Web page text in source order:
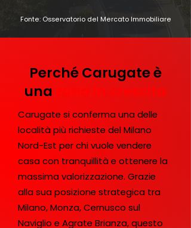
Fonte: Osservatorio del Mercato Immobiliare
Perché Carugate è
una
zona in crescita
Carugate si conferma una delle
località più richieste del Milano
Nord-Est per chi vuole vendere
casa con tranquillità e ottenere la
massima valorizzazione. Grazie
alla sua posizione strategica tra
Milano, Monza, Cernusco sul
Naviglio e Agrate Brianza, questo